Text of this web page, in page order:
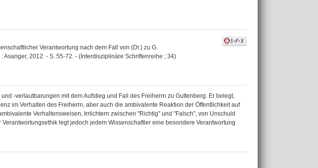
Verantwortung nach dem Fall von (Dr.) zu G.
2012. - S. 55-72. - (Interdisziplinäre Schriftenreihe ; 34)
-verlautbarungen mit dem Aufstieg und Fall des Freiherrn zu Guttenberg. Er belegt,
im Verhalten des Freiherrn, aber auch die ambivalente Reaktion der Öffentlichkeit auf
Verhaltensweisen, Irrlichtern zwischen "Richtig" und "Falsch", von Unschuld
legt jedoch jedem Wissenschaftler eine besondere Verantwortung